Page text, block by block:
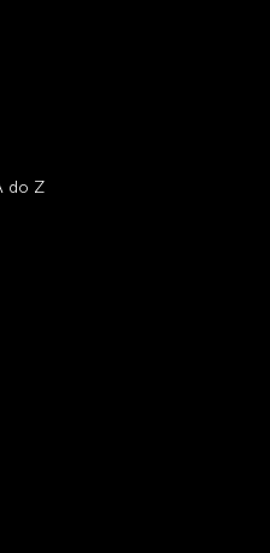
do Z